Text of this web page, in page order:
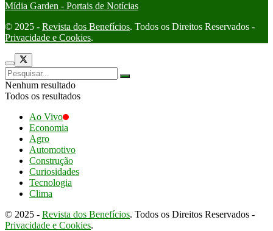
Mídia Garden - Portais de Notícias
© 2025 - Revista dos Benefícios. Todos os Direitos Reservados -
Privacidade e Cookies.
Nenhum resultado
Todos os resultados
Ao Vivo
Economia
Agro
Automotivo
Construção
Curiosidades
Tecnologia
Clima
© 2025 - Revista dos Benefícios. Todos os Direitos Reservados -
Privacidade e Cookies.